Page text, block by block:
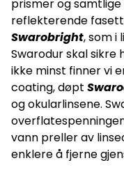
prismer og
reflekterende
Swarobright, som i
Swarodur skal sikre
ikke minst finner vi
coating, døpt
og okularlinsene.
vann preller av
enklere å fjerne